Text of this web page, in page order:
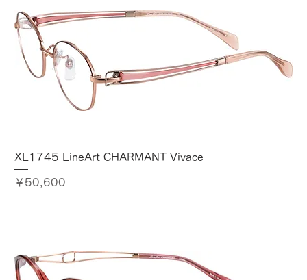
XL1745 LineArt CHARMANT Vivace
価格
￥50,600